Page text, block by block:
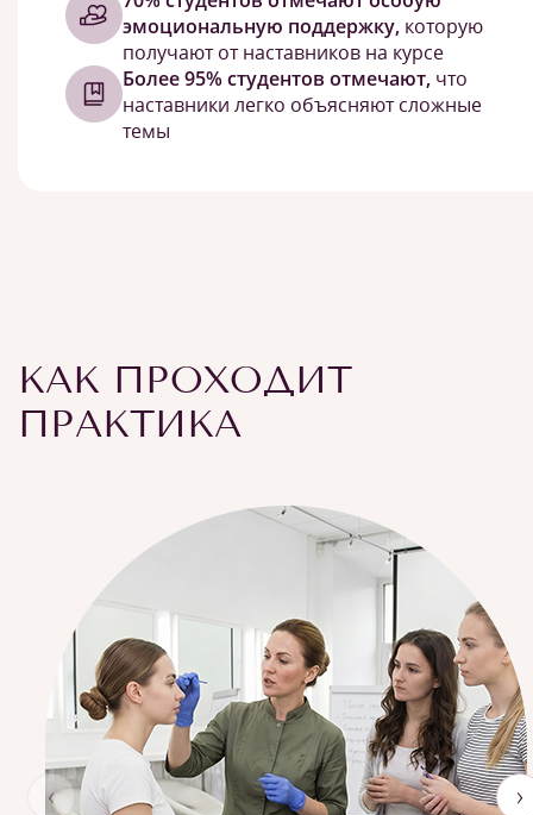
эмоциональную поддержку, которую
получают от наставников на курсе
Более 95% студентов отмечают, что
наставники легко объясняют сложные
темы
КАК ПРОХОДИТ
ПРАКТИКА
‹ ›